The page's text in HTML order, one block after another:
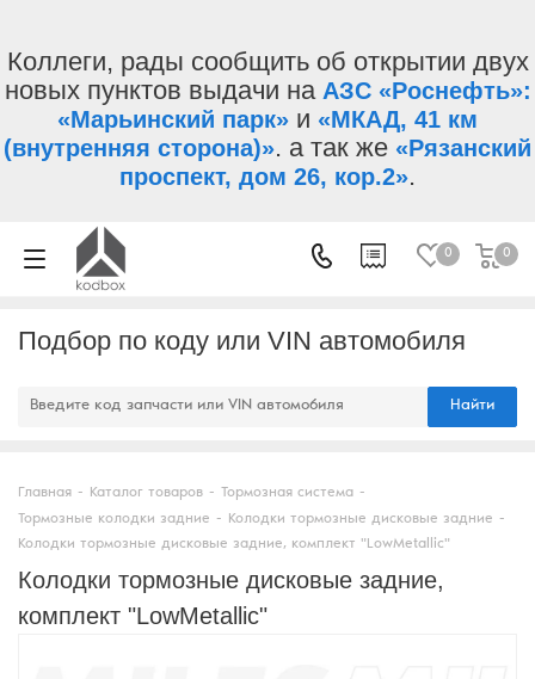
Коллеги, рады сообщить об открытии двух
новых пунктов выдачи на АЗС «Роснефть»:
«Марьинский парк» и «МКАД, 41 км
(внутренняя сторона)». а так же «Рязанский
проспект, дом 26, кор.2».
0 0
Подбор по коду или VIN автомобиля
Найти
Главная - Каталог товаров - Тормозная система -
Тормозные колодки задние - Колодки тормозные дисковые задние -
Колодки тормозные дисковые задние, комплект "LowMetallic"
Колодки тормозные дисковые задние,
комплект "LowMetallic"